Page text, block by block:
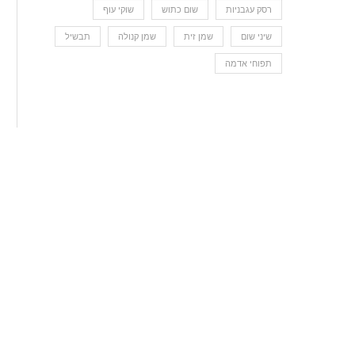
רסק עגבניות שום כתוש שוקי עוף
שיני שום שמן זית שמן קנולה תבשיל
תפוחי אדמה